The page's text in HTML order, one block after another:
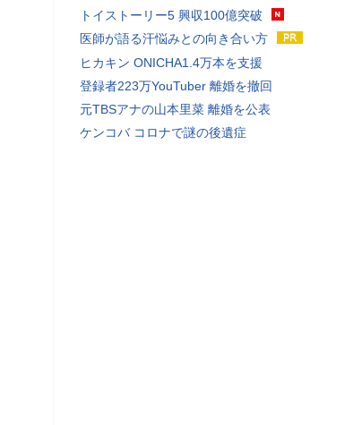
トイストーリー5 興収100億突破
医師が語る汗悩みとの向き合い方
ヒカキン ONICHA1.4万本を支援
登録者223万YouTuber 離婚を撤回
元TBSアナの山本里菜 離婚を公表
ケンコバ コロナで謎の後遺症